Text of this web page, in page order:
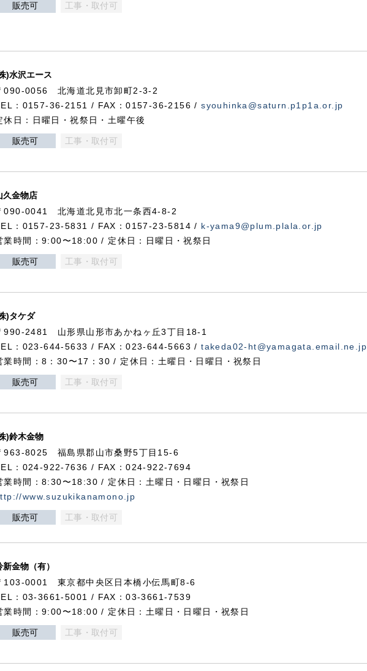
販売可 工事・取付可
)水沢エース
090-0056 北海道北見市卸町2-3-2
：0157-36-2151 / FAX：0157-36-2156 /syouhinka@saturn.p1p1a.or.jp
休日：日曜日・祝祭日・土曜午後
販売可 工事・取付可
久金物店
090-0041 北海道北見市北一条西4-8-2
：0157-23-5831 / FAX：0157-23-5814 / k-yama9@plum.plala.or.jp
業時間：9:00〜18:00 / 定休日：日曜日・祝祭日
販売可 工事・取付可
)タケダ
990-2481 山形県山形市あかねヶ丘3丁目18-1
：023-644-5633 / FAX：023-644-5663 /takeda02-ht@yamagata.email.ne.jp
業時間：8：30〜17：30 / 定休日：土曜日・日曜日・祝祭日
販売可 工事・取付可
)鈴木金物
963-8025 福島県郡山市桑野5丁目15-6
：024-922-7636 / FAX：024-922-7694
業時間：8:30〜18:30 / 定休日：土曜日・日曜日・祝祭日
www.suzukikanamono.jp
販売可 工事・取付可
新金物（有）
103-0001 東京都中央区日本橋小伝馬町8-6
：03-3661-5001 / FAX：03-3661-7539
業時間：9:00〜18:00 / 定休日：土曜日・日曜日・祝祭日
販売可 工事・取付可